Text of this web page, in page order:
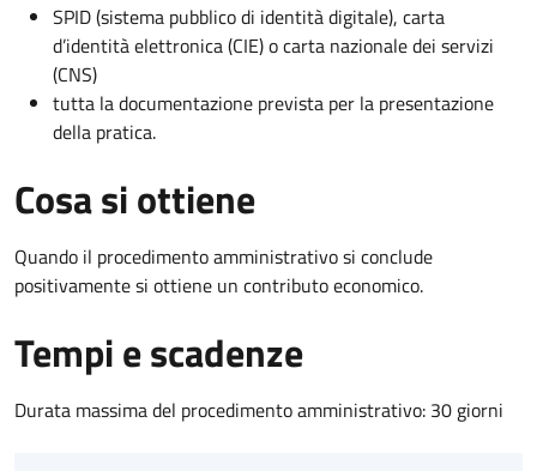
SPID (sistema pubblico di identità digitale), carta
d’identità elettronica (CIE) o carta nazionale dei servizi
(CNS)
tutta la documentazione prevista per la presentazione
della pratica.
Cosa si ottiene
Quando il procedimento amministrativo si conclude
positivamente si ottiene un contributo economico.
Tempi e scadenze
Durata massima del procedimento amministrativo: 30 giorni